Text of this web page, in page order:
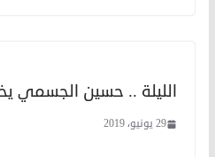
الليلة .. حسين الجسمي
29 يونيو، 2019